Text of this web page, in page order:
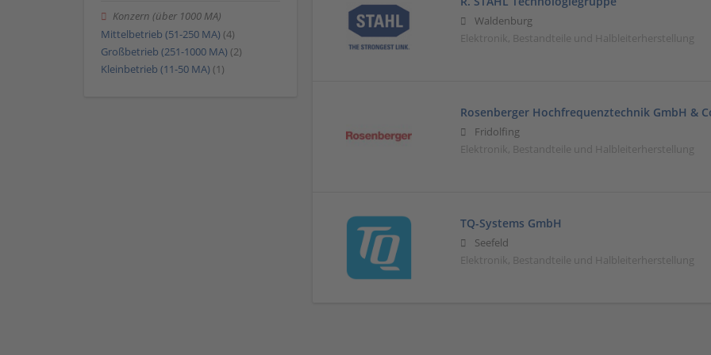
Waldenburg
Elektronik, Bestandteile und Halbleiterherstellung
Rosenberger Hochfrequenztechnik GmbH &
Fridolfing
Elektronik, Bestandteile und Halbleiterherstellung
TQ-Systems GmbH
Seefeld
Elektronik, Bestandteile und Halbleiterherstellung
Konzern (über 1000 MA)
Mittelbetrieb (51-250 MA) (4)
Großbetrieb (251-1000 MA) (2)
Kleinbetrieb (11-50 MA) (1)